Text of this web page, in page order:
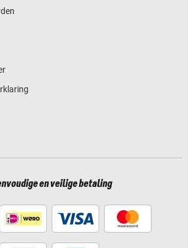
en veilige betaling